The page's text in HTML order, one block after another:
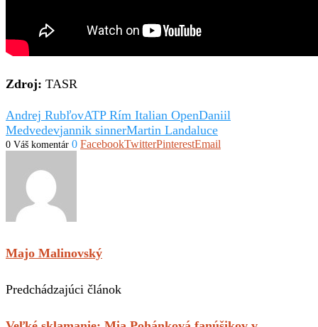
Zdroj: TASR
Andrej RubľovATP Rím Italian OpenDaniil
Medvedevjannik sinnerMartin Landaluce
0 Váš komentár 0 FacebookTwitterPinterestEmail
Majo Malinovský
Predchádzajúci článok